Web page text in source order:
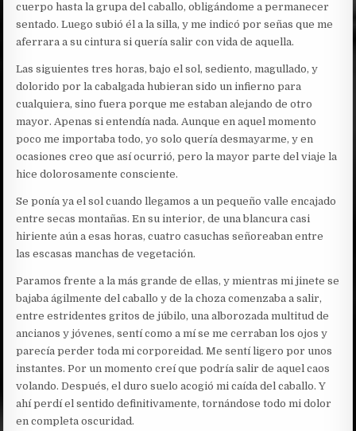
cuerpo hasta la grupa del caballo, obligándome a permanecer
sentado. Luego subió él a la silla, y me indicó por señas que me
aferrara a su cintura si quería salir con vida de aquella.
Las siguientes tres horas, bajo el sol, sediento, magullado, y
dolorido por la cabalgada hubieran sido un infierno para
cualquiera, sino fuera porque me estaban alejando de otro
mayor. Apenas si entendía nada. Aunque en aquel momento
poco me importaba todo, yo solo quería desmayarme, y en
ocasiones creo que así ocurrió, pero la mayor parte del viaje la
hice dolorosamente consciente.
Se ponía ya el sol cuando llegamos a un pequeño valle encajado
entre secas montañas. En su interior, de una blancura casi
hiriente aún a esas horas, cuatro casuchas señoreaban entre
las escasas manchas de vegetación.
Paramos frente a la más grande de ellas, y mientras mi jinete se
bajaba ágilmente del caballo y de la choza comenzaba a salir,
entre estridentes gritos de júbilo, una alborozada multitud de
ancianos y jóvenes, sentí como a mí se me cerraban los ojos y
parecía perder toda mi corporeidad. Me sentí ligero por unos
instantes. Por un momento creí que podría salir de aquel caos
volando. Después, el duro suelo acogió mi caída del caballo. Y
ahí perdí el sentido definitivamente, tornándose todo mi dolor
en completa oscuridad.